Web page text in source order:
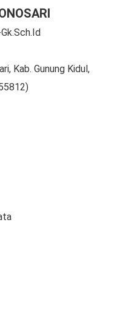
Kab. Gunung Kidul,